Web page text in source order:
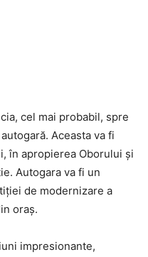
cel mai probabil, spre
Aceasta va fi
în apropierea Oborului și
Autogara va fi un
de modernizare a
oraș.
impresionante,